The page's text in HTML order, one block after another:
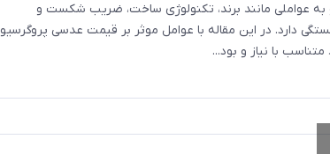
عواملی مانند برند، تکنولوژی ساخت، ضریب شکست و
دارد. در این مقاله با عوامل موثر بر قیمت عدسی پروگرسیو
با نیاز و بود...